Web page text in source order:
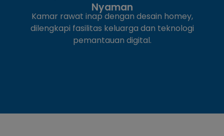
Pelayanan dermatologi modern yang ditangani
oleh dokter spesialis kulit dengan teknologi
estetika terkini, seperti laser treatment,